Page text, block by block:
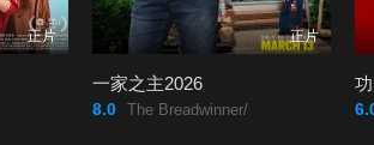
正片 正片
一家之主2026
8.0 The Breadwinner/